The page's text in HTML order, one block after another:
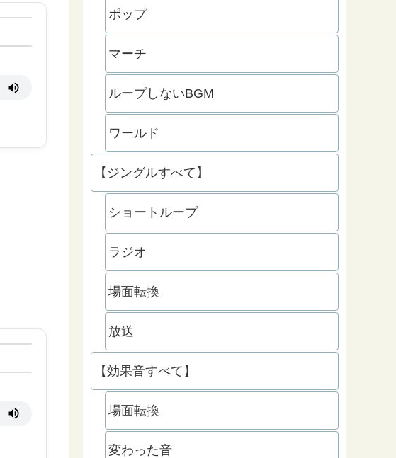
ポップ
マーチ
ループしないBGM
ワールド
【ジングルすべて】
ショートループ
ラジオ
場面転換
放送
【効果音すべて】
場面転換
変わった音